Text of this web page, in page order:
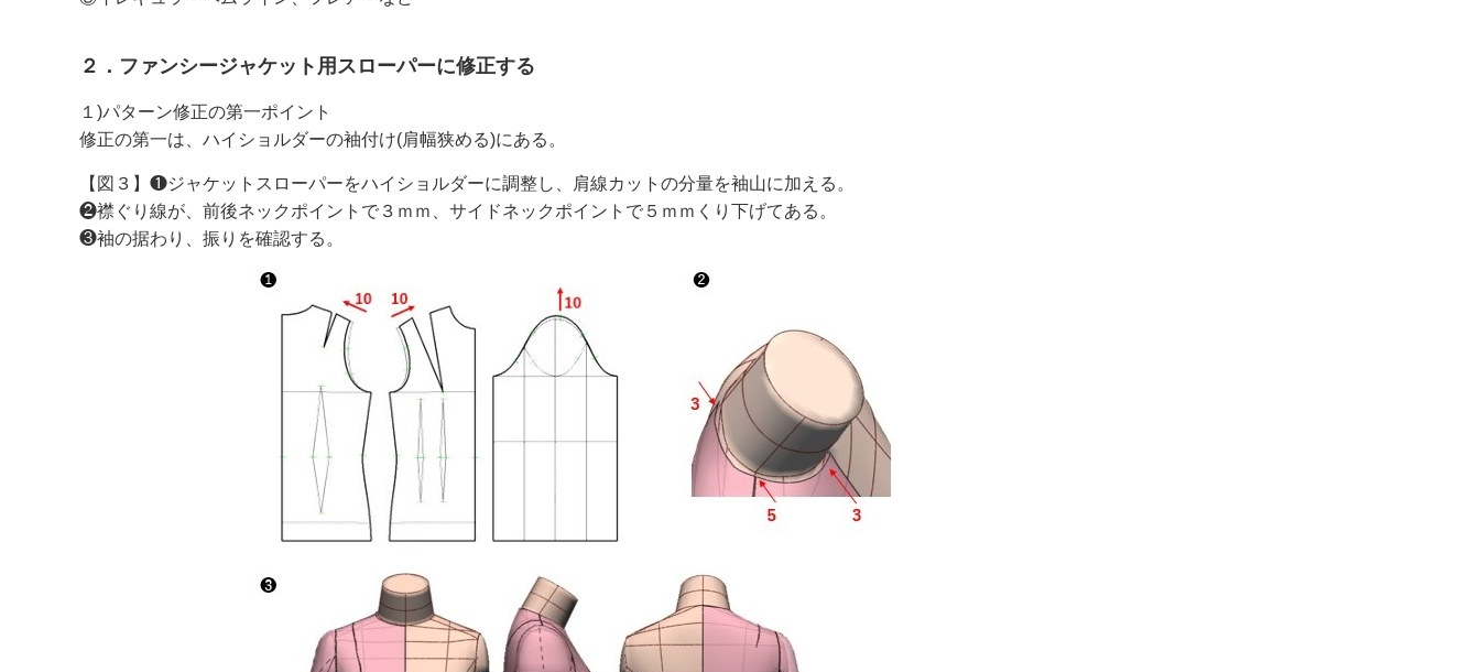
２．ファンシージャケット用スローパーに修正する
１)パターン修正の第一ポイント
修正の第一は、ハイショルダーの袖付け(肩幅狭める)にある。
【図３】❶ジャケットスローパーをハイショルダーに調整し、肩線カットの分量を袖山に加える。
❷襟ぐり線が、前後ネックポイントで３ｍｍ、サイドネックポイントで５ｍｍくり下げてある。
❸袖の据わり、振りを確認する。